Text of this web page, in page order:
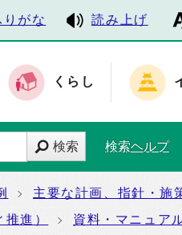
りがな 読み上げ
くらし
検索 検索ヘルプ
主要な計画、指針・施
進）
資料・マニュア